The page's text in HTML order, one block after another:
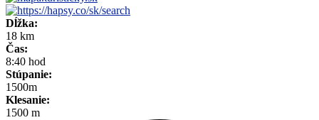
Dĺžka:
18 km
Čas:
8:40 hod
Stúpanie:
1500m
Klesanie:
1500 m